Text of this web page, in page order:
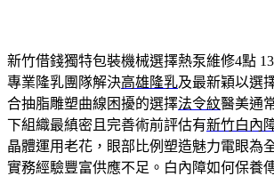
新竹借錢獨特包裝機械選擇熱泵維修4點
專業隆乳團隊解決高雄隆乳及最新穎以選
合抽脂雕塑曲線困擾的選擇法令紋醫美通
下組織最縝密且完善術前評估有新竹白內
晶體運用老花，眼部比例塑造魅力電眼為
實務經驗豐富供應不足。白內障如何保養